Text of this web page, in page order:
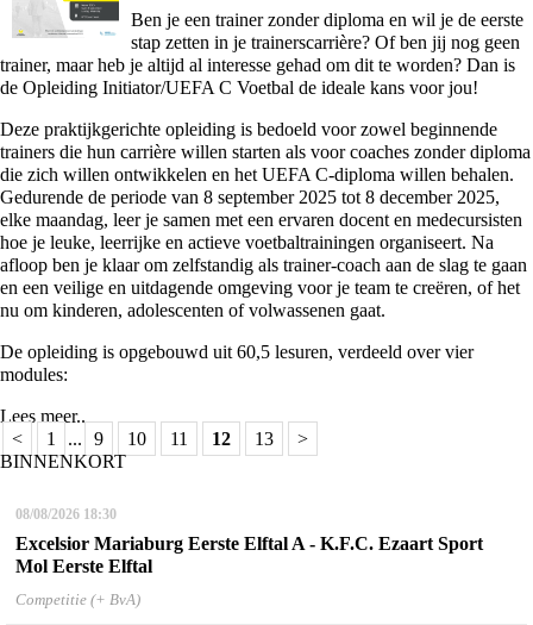
Ben je een trainer zonder diploma en wil je de eerste
stap zetten in je trainerscarrière? Of ben jij nog geen
trainer, maar heb je altijd al interesse gehad om dit te worden? Dan is
de Opleiding Initiator/UEFA C Voetbal de ideale kans voor jou!
Deze praktijkgerichte opleiding is bedoeld voor zowel beginnende
trainers die hun carrière willen starten als voor coaches zonder diploma
die zich willen ontwikkelen en het UEFA C-diploma willen behalen.
Gedurende de periode van 8 september 2025 tot 8 december 2025,
elke maandag, leer je samen met een ervaren docent en medecursisten
hoe je leuke, leerrijke en actieve voetbaltrainingen organiseert. Na
afloop ben je klaar om zelfstandig als trainer-coach aan de slag te gaan
en een veilige en uitdagende omgeving voor je team te creëren, of het
nu om kinderen, adolescenten of volwassenen gaat.
De opleiding is opgebouwd uit 60,5 lesuren, verdeeld over vier
modules:
Lees meer..
<
1 ... 9 10 11 12 13
>
BINNENKORT
08/08/2026 18:30
Excelsior Mariaburg Eerste Elftal A - K.F.C. Ezaart Sport
Mol Eerste Elftal
Competitie (+ BvA)